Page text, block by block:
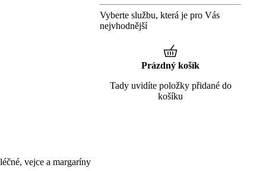
vejce a margaríny
Vyberte službu, která je pro Vás
nejvhodnější
Prázdný košík
Tady uvidíte položky přidané do
košíku